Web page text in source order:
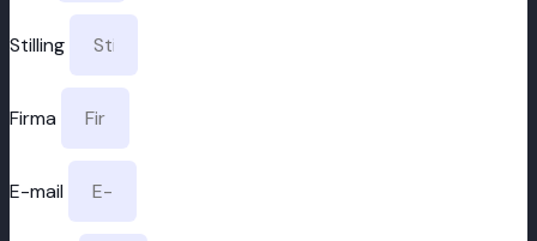
Stilling
Firma
E-mail